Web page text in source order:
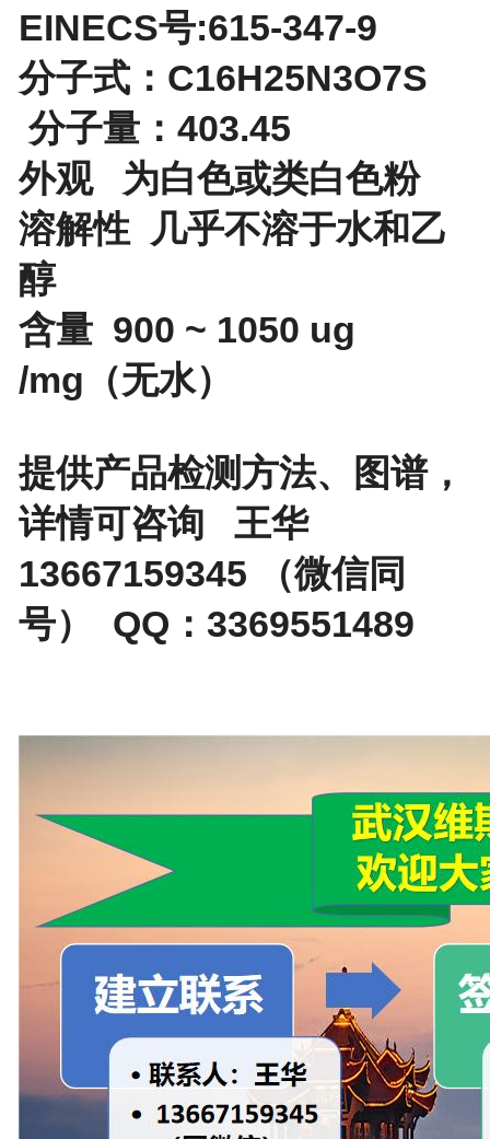
EINECS号:615-347-9
分子式：C16H25N3O7S
分子量：403.45
外观 为白色或类白色粉
溶解性 几乎不溶于水和乙
醇
含量 900 ~ 1050 ug
/mg（无水）
提供产品检测方法、图谱，
详情可咨询 王华
13667159345 （微信同
号） QQ：3369551489